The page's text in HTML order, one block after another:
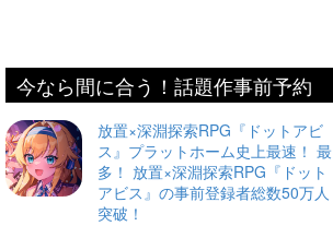
今なら間に合う！話題作事前予約
放置×深淵探索RPG『ドットアビ
ス』プラットホーム史上最速！ 最
多！ 放置×深淵探索RPG『ドット
アビス』の事前登録者総数50万人
突破！